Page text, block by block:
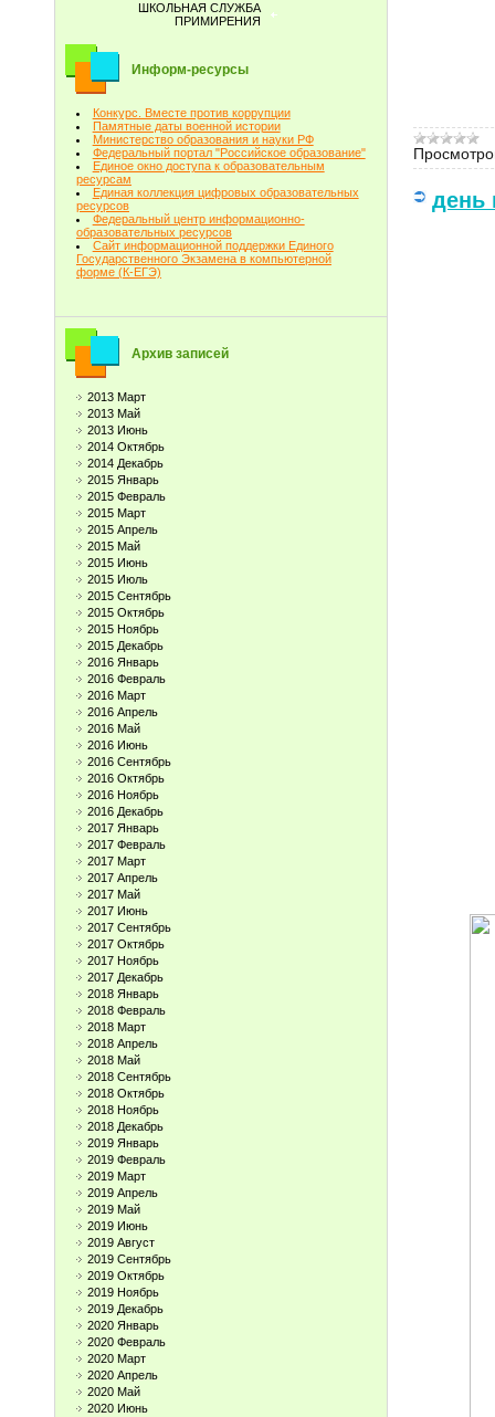
ШКОЛЬНАЯ СЛУЖБА
ПРИМИРЕНИЯ
Информ-ресурсы
Конкурс. Вместе против коррупции
Памятные даты военной истории
Министерство образования и науки РФ
Федеральный портал "Российское образование"
Единое окно доступа к образовательным
ресурсам
Единая коллекция цифровых образовательных
ресурсов
Федеральный центр информационно-
образовательных ресурсов
Сайт информационной поддержки Единого
Государственного Экзамена в компьютерной
форме (К-ЕГЭ)
Архив записей
2013 Март
2013 Май
2013 Июнь
2014 Октябрь
2014 Декабрь
2015 Январь
2015 Февраль
2015 Март
2015 Апрель
2015 Май
2015 Июнь
2015 Июль
2015 Сентябрь
2015 Октябрь
2015 Ноябрь
2015 Декабрь
2016 Январь
2016 Февраль
2016 Март
2016 Апрель
2016 Май
2016 Июнь
2016 Сентябрь
2016 Октябрь
2016 Ноябрь
2016 Декабрь
2017 Январь
2017 Февраль
2017 Март
2017 Апрель
2017 Май
2017 Июнь
2017 Сентябрь
2017 Октябрь
2017 Ноябрь
2017 Декабрь
2018 Январь
2018 Февраль
2018 Март
2018 Апрель
2018 Май
2018 Сентябрь
2018 Октябрь
2018 Ноябрь
2018 Декабрь
2019 Январь
2019 Февраль
2019 Март
2019 Апрель
2019 Май
2019 Июнь
2019 Август
2019 Сентябрь
2019 Октябрь
2019 Ноябрь
2019 Декабрь
2020 Январь
2020 Февраль
2020 Март
2020 Апрель
2020 Май
2020 Июнь
день